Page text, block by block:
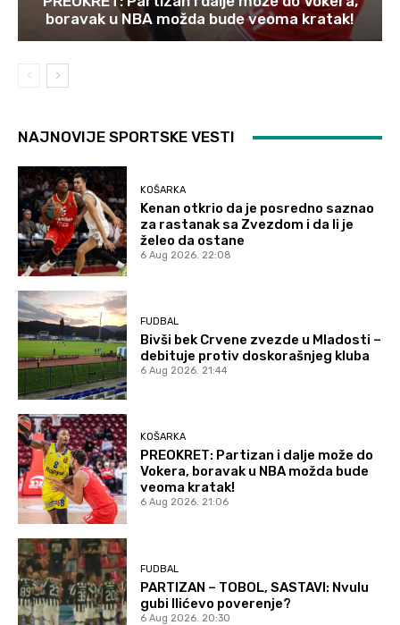
boravak u NBA možda bude veoma kratak!
NAJNOVIJE SPORTSKE VESTI
KOŠARKA
Kenan otkrio da je posredno saznao
za rastanak sa Zvezdom i da li je
želeo da ostane
6 Aug 2026. 22:08
FUDBAL
Bivši bek Crvene zvezde u Mladosti –
debituje protiv doskorašnjeg kluba
6 Aug 2026. 21:44
KOŠARKA
PREOKRET: Partizan i dalje može do
Vokera, boravak u NBA možda bude
veoma kratak!
6 Aug 2026. 21:06
FUDBAL
PARTIZAN – TOBOL, SASTAVI: Nvulu
gubi Ilićevo poverenje?
6 Aug 2026. 20:30